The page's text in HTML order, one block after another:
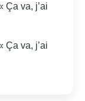
Ça va, j’ai
Ça va, j’ai